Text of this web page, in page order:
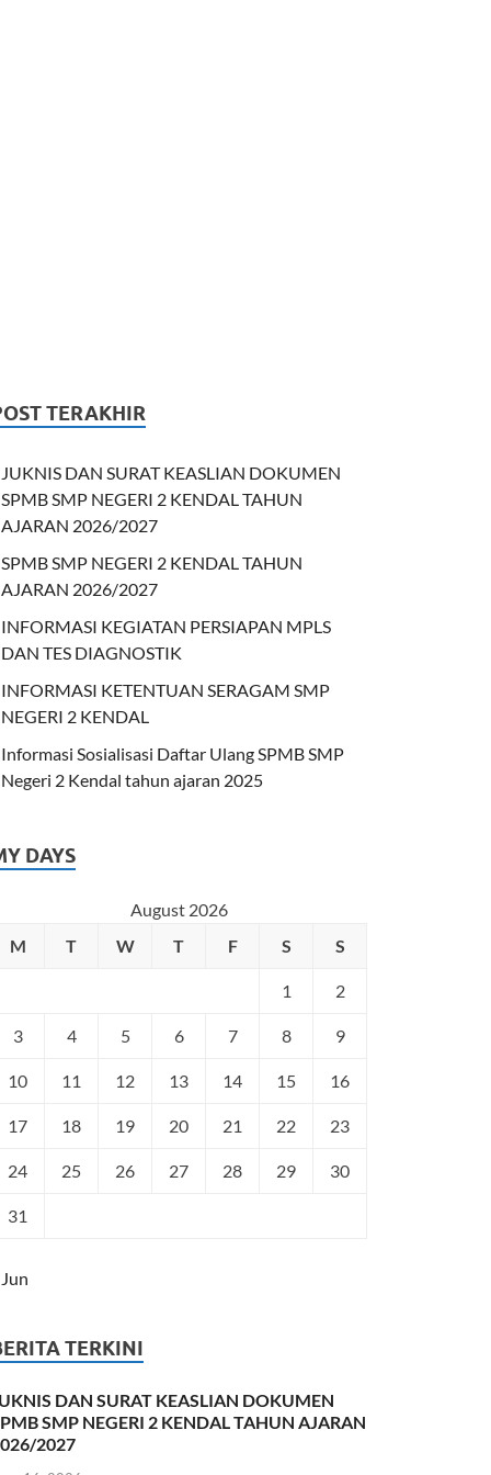
TERAKHIR
JUKNIS DAN SURAT KEASLIAN DOKUMEN
SPMB SMP NEGERI 2 KENDAL TAHUN
AJARAN 2026/2027
SPMB SMP NEGERI 2 KENDAL TAHUN
AJARAN 2026/2027
INFORMASI KEGIATAN PERSIAPAN MPLS
DAN TES DIAGNOSTIK
INFORMASI KETENTUAN SERAGAM SMP
NEGERI 2 KENDAL
Informasi Sosialisasi Daftar Ulang SPMB SMP
Negeri 2 Kendal tahun ajaran 2025
DAYS
August 2026
M
T W T F S S
1 2
3 4 5 6 7 8 9
10 11 12 13 14 15 16
17 18 19 20 21 22 23
24 25 26 27 28 29 30
31
TERKINI
DAN SURAT KEASLIAN DOKUMEN
SMP NEGERI 2 KENDAL TAHUN AJARAN
2027